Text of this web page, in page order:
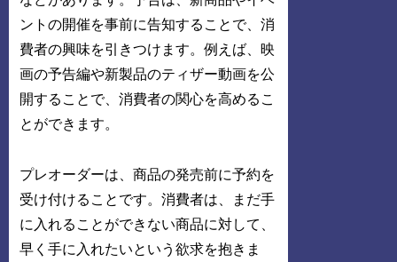
ントの開催を事前に告知することで、消
費者の興味を引きつけます。例えば、映
画の予告編や新製品のティザー動画を公
開することで、消費者の関心を高めるこ
とができます。
プレオーダーは、商品の発売前に予約を
受け付けることです。消費者は、まだ手
に入れることができない商品に対して、
早く手に入れたいという欲求を抱きま